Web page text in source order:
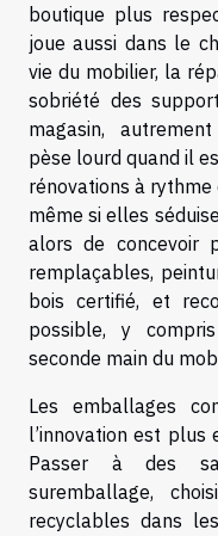
boutique plus
joue aussi dans le
vie du mobilier, la
sobriété des
magasin,
pèse lourd quand il
rénovations à
même si elles
alors de concevoir
remplaçables,
bois certifié, et
possible, y
seconde main du
Les emballages
l’innovation est
Passer à des
suremballage,
recyclables dans